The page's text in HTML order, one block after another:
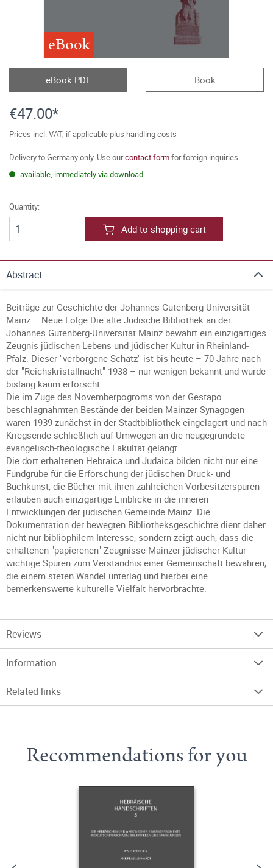
eBook
eBook PDF Book
€47.00*
Prices incl. VAT, if applicable plus handling costs
Delivery to Germany only. Use ourcontact formfor foreign inquiries.
available, immediately via download
Quantity:
Add to shopping cart
Abstract
Beiträge zur Geschichte der Johannes Gutenberg-Univer­sität
Mainz – Neue Folge Die alte Jüdische Bibliothek an der
Johannes Gutenberg-Universität Mainz bewahrt ein einzigartiges
Zeugnis jüdischen Lebens und jüdischer Kultur in Rheinland-
Pfalz. Dieser "verborgene Schatz" ist bis heute – 70 Jahre nach
der "Reichskristallnacht" 1938 – nur wenigen bekannt und wurde
bislang kaum erforscht.
Die im Zuge des Novemberpogroms von der Gestapo
beschlagnahmten Bestände der beiden Mainzer Synagogen
waren 1939 zunächst in der Stadtbibliothek eingelagert und nach
Kriegsende schließlich auf Umwegen an die neugegründete
evangelisch-theologische Fakultät gelangt.
Die dort erhaltenen Hebraica und Judaica bilden nicht nur eine
Fundgrube für die Erforschung der jüdischen Druck- und
Buchkunst, die Bücher mit ihren zahlreichen Vorbesitzerspuren
erlauben auch einzigartige Einblicke in die inneren
Entwicklungen der jüdischen Gemeinde Mainz. Die
Dokumentation der bewegten Bibliotheksgeschichte dient daher
nicht nur bibliophilem Interesse, sondern zeigt auch, dass die
erhaltenen "papierenen" Zeugnisse Mainzer jüdischer Kultur
wichtige Spuren zum Verständnis einer Gemeinschaft bewahren,
die einem steten Wandel unterlag und hierbei eine
bemerkenswerte kulturelle Vielfalt hervorbrachte.
Reviews
Information
Related links
Recommendations for you